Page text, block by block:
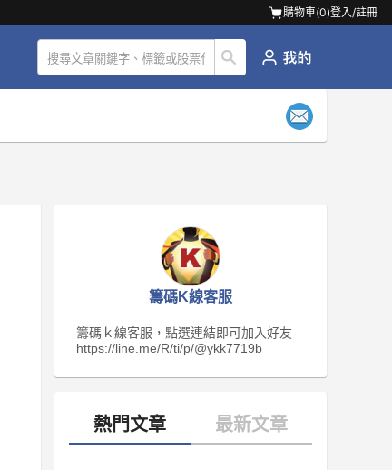
購物車(0)登入/註冊
籌碼K線客服
籌碼ｋ線客服，點選連結即可加入好友
https://line.me/R/ti/p/@ykk7719b